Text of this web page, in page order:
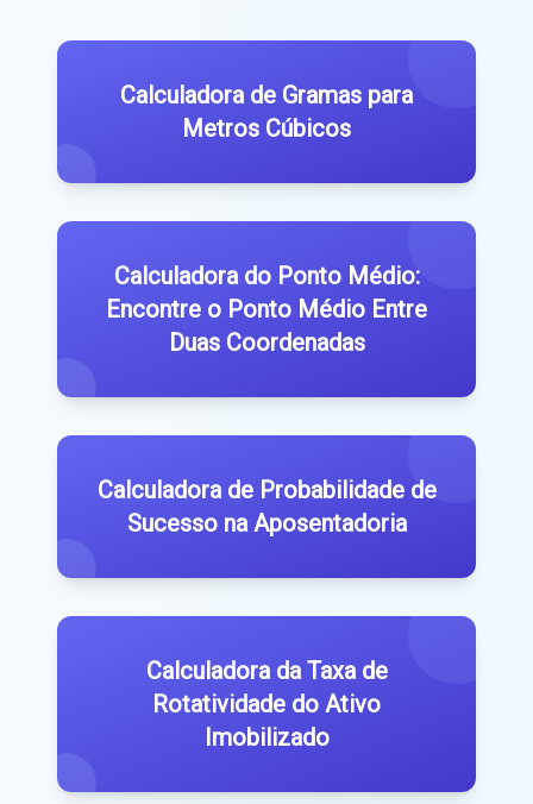
Calculadora de Gramas para
Metros Cúbicos
Calculadora do Ponto Médio:
Encontre o Ponto Médio Entre
Duas Coordenadas
Calculadora de Probabilidade de
Sucesso na Aposentadoria
Calculadora da Taxa de
Rotatividade do Ativo
Imobilizado